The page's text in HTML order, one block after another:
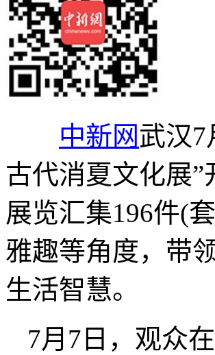
中新网武汉
古代消夏文化展
展览汇集196件(
雅趣等角度，带
生活智慧。
7月7日，观众